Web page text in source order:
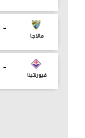
-
مالاجا
-
فيورنتينا